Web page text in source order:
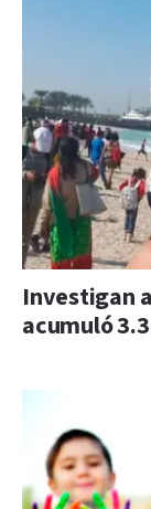
Investigan
acumuló